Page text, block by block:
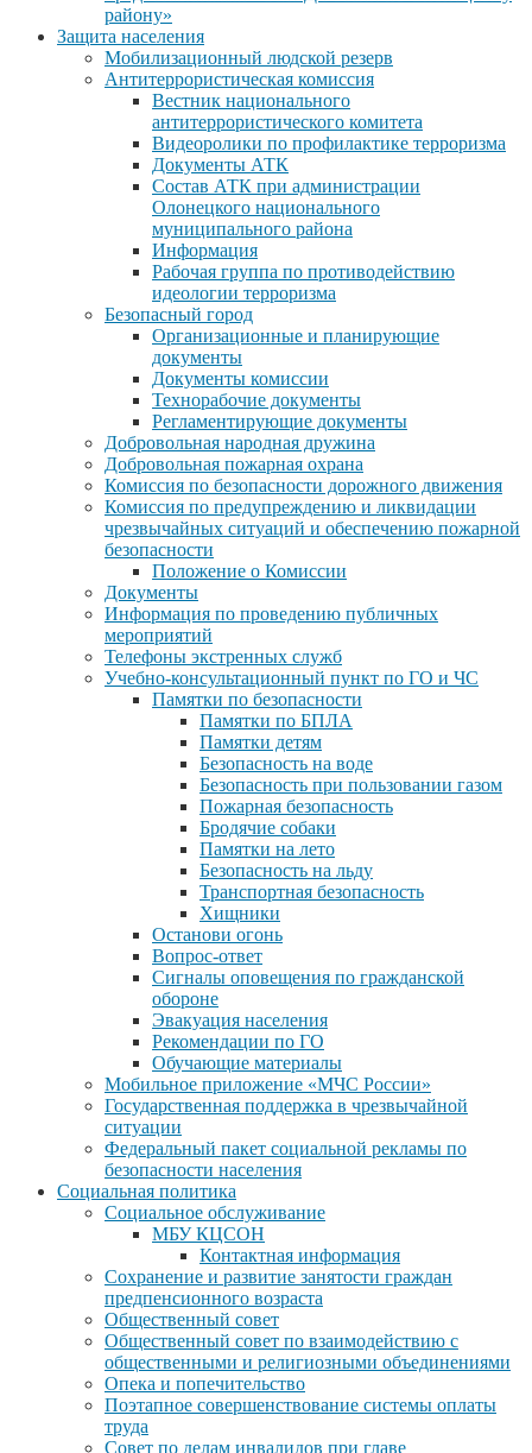
району»
Защита населения
Мобилизационный людской резерв
Антитеррористическая комиссия
Вестник национального
антитеррористического комитета
Видеоролики по профилактике терроризма
Документы АТК
Состав АТК при администрации
Олонецкого национального
муниципального района
Информация
Рабочая группа по противодействию
идеологии терроризма
Безопасный город
Организационные и планирующие
документы
Документы комиссии
Технорабочие документы
Регламентирующие документы
Добровольная народная дружина
Добровольная пожарная охрана
Комиссия по безопасности дорожного движения
Комиссия по предупреждению и ликвидации
чрезвычайных ситуаций и обеспечению пожарной
безопасности
Положение о Комиссии
Документы
Информация по проведению публичных
мероприятий
Телефоны экстренных служб
Учебно-консультационный пункт по ГО и ЧС
Памятки по безопасности
Памятки по БПЛА
Памятки детям
Безопасность на воде
Безопасность при пользовании газом
Пожарная безопасность
Бродячие собаки
Памятки на лето
Безопасность на льду
Транспортная безопасность
Хищники
Останови огонь
Вопрос-ответ
Сигналы оповещения по гражданской
обороне
Эвакуация населения
Рекомендации по ГО
Обучающие материалы
Мобильное приложение «МЧС России»
Государственная поддержка в чрезвычайной
ситуации
Федеральный пакет социальной рекламы по
безопасности населения
Социальная политика
Социальное обслуживание
МБУ КЦСОН
Контактная информация
Сохранение и развитие занятости граждан
предпенсионного возраста
Общественный совет
Общественный совет по взаимодействию с
общественными и религиозными объединениями
Опека и попечительство
Поэтапное совершенствование системы оплаты
труда
Совет по делам инвалидов при главе